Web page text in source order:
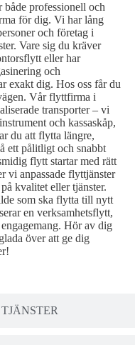
professionell och
för dig. Vi har lång
och företag i
Vare sig du kräver
eller har
och
exakt dig. Hos oss får du
Vår flyttfirma i
transporter – vi
och kassaskåp,
du att flytta längre,
ett pålitligt och snabbt
flytt startar med rätt
vi anpassade flyttjänster
kvalitet eller tjänster.
som ska flytta till nytt
en verksamhetsflytt,
Hör av dig
över att ge dig